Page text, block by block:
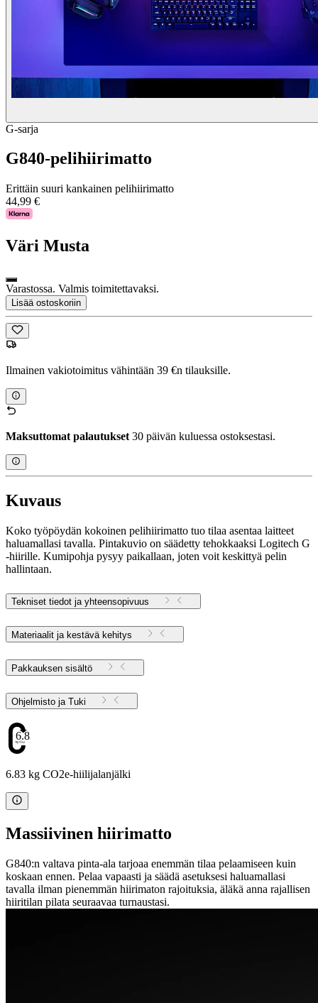
G-sarja
G840-pelihiirimatto
Erittäin suuri kankainen pelihiirimatto
44,99 €
Väri Musta
Varastossa. Valmis toimitettavaksi.
Lisää ostoskoriin
Ilmainen vakiotoimitus vähintään 39 €n tilauksille.
Maksuttomat palautukset 30 päivän kuluessa ostoksestasi.
Kuvaus
Koko työpöydän kokoinen pelihiirimatto tuo tilaa asentaa laitteet
haluamallasi tavalla. Pintakuvio on säädetty tehokkaaksi Logitech G
‑hiirille. Kumipohja pysyy paikallaan, joten voit keskittyä pelin
hallintaan.
Tekniset tiedot ja yhteensopivuus
Materiaalit ja kestävä kehitys
Pakkauksen sisältö
Ohjelmisto ja Tuki
6.83
6.83 kg CO2e-hiilijalanjälki
Massiivinen hiirimatto
G840:n valtava pinta-ala tarjoaa enemmän tilaa pelaamiseen kuin
koskaan ennen. Pelaa vapaasti ja säädä asetuksesi haluamallasi
tavalla ilman pienemmän hiirimaton rajoituksia, äläkä anna rajallisen
hiiritilan pilata seuraavaa turnaustasi.